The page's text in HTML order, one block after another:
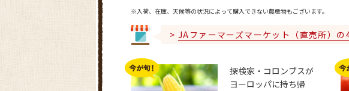
※入荷、在庫、天候等の状況によって購入できない農産物もございます。
JAファーマーズマーケット（直売所）の
探検家・コロンブスが
ヨーロッパに持ち帰